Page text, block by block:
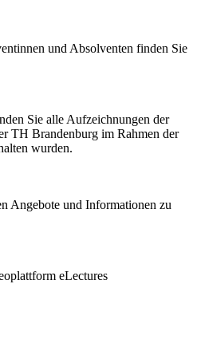
und Absolventen finden Sie
Sie alle Aufzeichnungen der
TH Brandenburg im Rahmen der
wurden.
Angebote und Informationen zu
eLectures